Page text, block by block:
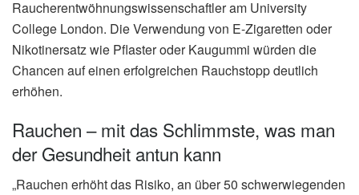
Raucherentwöhnungswissenschaftler am University
College London. Die Verwendung von E-Zigaretten oder
Nikotinersatz wie Pflaster oder Kaugummi würden die
Chancen auf einen erfolgreichen Rauchstopp deutlich
erhöhen.
Rauchen – mit das Schlimmste, was man
der Gesundheit antun kann
„Rauchen erhöht das Risiko, an über 50 schwerwiegenden